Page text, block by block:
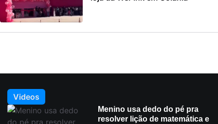
Videos
Menino usa dedo do pé pra
resolver lição de matemática e